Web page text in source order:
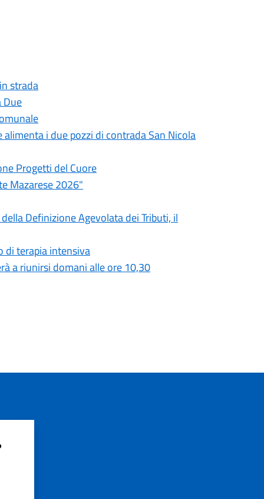
strada
Due
i due pozzi di contrada San Nicola
Progetti del Cuore
Mazarese 2026"
Definizione Agevolata dei Tributi, il
di terapia intensiva
a riunirsi domani alle ore 10,30